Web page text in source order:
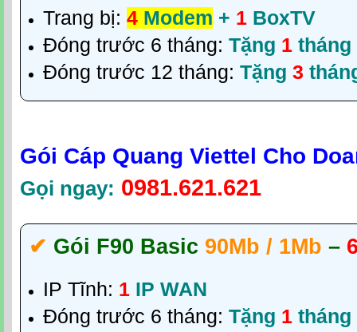
Trang bị: 4 Modem + 1 BoxTV
Đóng trước 6 tháng: Tặng 1 tháng
Đóng trước 12 tháng: Tặng 3
Gói Cáp Quang Viettel Cho
Gọi ngay: 0981.621.621
✔‎ Gói F90 Basic 90Mb / 1Mb –
IP Tĩnh: 1 IP WAN
Đóng trước 6 tháng: Tặng 1 tháng